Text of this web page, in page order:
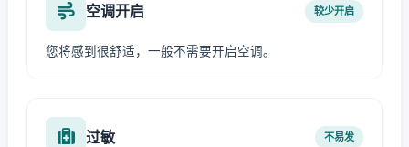
空调开启 较少开启
您将感到很舒适，一般不需要开启空调。
过敏 不易发